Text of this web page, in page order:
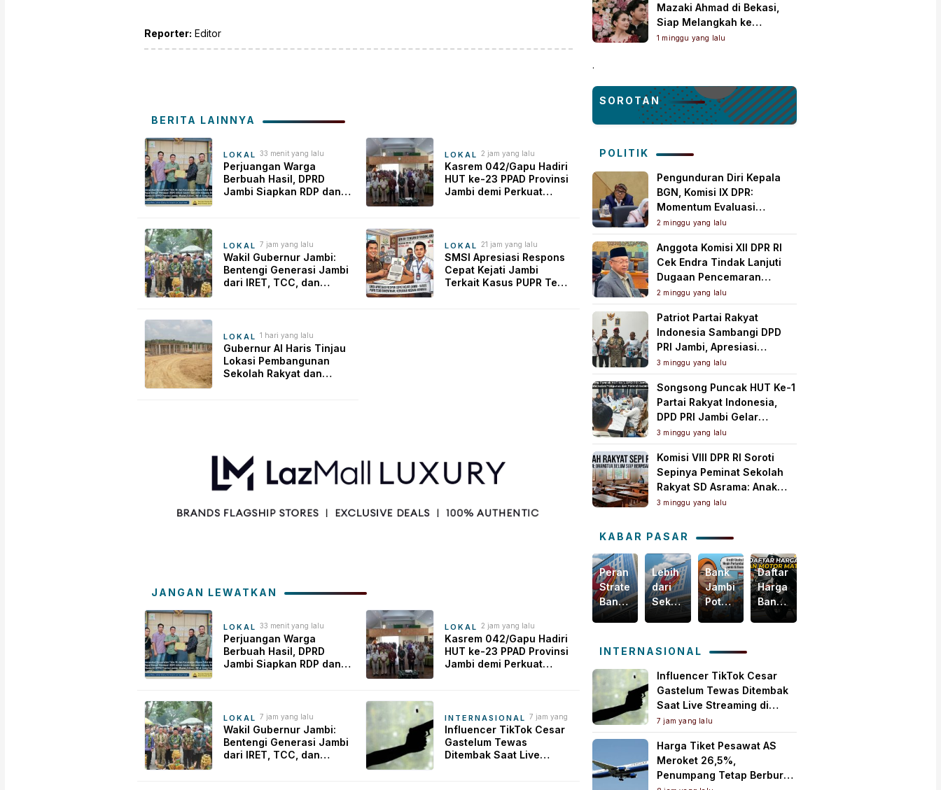
Reporter: Editor
BERITA LAINNYA
LOKAL 33 menit yang lalu
Perjuangan Warga
Berbuah Hasil, DPRD
Jambi Siapkan RDP dan
LOKAL 2 jam yang lalu
Kasrem 042/Gapu Hadiri
HUT ke-23 PPAD Provinsi
Jambi demi Perkuat
LOKAL 7 jam yang lalu
Wakil Gubernur Jambi:
Bentengi Generasi Jambi
dari IRET, TCC, dan
LOKAL 21 jam yang lalu
SMSI Apresiasi Respons
Cepat Kejati Jambi
Terkait Kasus PUPR Tebo
LOKAL 1 hari yang lalu
Gubernur Al Haris Tinjau
Lokasi Pembangunan
Sekolah Rakyat dan
JANGAN LEWATKAN
LOKAL 33 menit yang lalu
Perjuangan Warga
Berbuah Hasil, DPRD
Jambi Siapkan RDP dan
LOKAL 2 jam yang lalu
Kasrem 042/Gapu Hadiri
HUT ke-23 PPAD Provinsi
Jambi demi Perkuat
LOKAL 7 jam yang lalu
Wakil Gubernur Jambi:
Bentengi Generasi Jambi
dari IRET, TCC, dan
INTERNASIONAL 7 jam yang
lalu
Influencer TikTok Cesar
Gastelum Tewas
Ditembak Saat Live
Mazaki Ahmad di Bekasi,
Siap Melangkah ke
Pelaminan
1 minggu yang lalu
.
SOROTAN
POLITIK
Pengunduran Diri Kepala
BGN, Komisi IX DPR:
Momentum Evaluasi
Menyeluruh Program MBG
2 minggu yang lalu
Anggota Komisi XII DPR RI
Cek Endra Tindak Lanjuti
Dugaan Pencemaran
Lingkungan PT Samudera
Mahkota Mas
2 minggu yang lalu
Patriot Partai Rakyat
Indonesia Sambangi DPD
PRI Jambi, Apresiasi
Kesiapan dan Dukung Asta
Cita Presiden
3 minggu yang lalu
Songsong Puncak HUT Ke-1
Partai Rakyat Indonesia,
DPD PRI Jambi Gelar
Perkenalan Pengurus dan
Pererat Soliditas
3 minggu yang lalu
Komisi VIII DPR RI Soroti
Sepinya Peminat Sekolah
Rakyat SD Asrama: Anak
Masih Butuh Dekat Orang
3 minggu yang lalu
KABAR PASAR
Peran
Strategis
Bank
Jambi
Mengakselerasi
Daerah
Lebih
dari
Sekadar
Bisnis,
Intip
Bank
Jambi
Menebar
Kebaikan
untuk
Masyarakat!
Bank
Jambi
Potensial
Garap
Mesin
Baru
Pertumbuhan
Ekonomi
Daerah
Daftar
Harga
Ban
Motor
Rp150
Ribuan!
INTERNASIONAL
Influencer TikTok Cesar
Gastelum Tewas Ditembak
Saat Live Streaming di
Meksiko, Polisi Selidiki
Motif Pembunuhan
7 jam yang lalu
Harga Tiket Pesawat AS
Meroket 26,5%,
Penumpang Tetap Berburu